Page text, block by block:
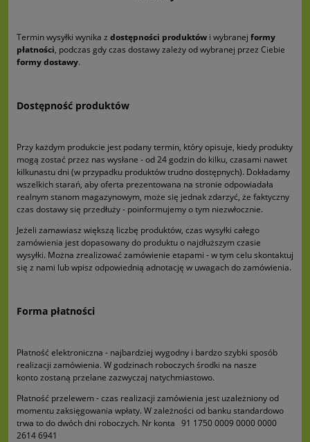
Termin wysyłki wynika z dostępności produktów i wybranej formy
płatności, podczas gdy czas dostawy zależy od wybranej przez Ciebie
formy dostawy.
Dostępność produktów
Przy każdym produkcie jest podany termin, który opisuje, kiedy produkty
mogą zostać przez nas wysłane - od 24 godzin do kilku, czasami nawet
kilkunastu dni (w przypadku produktów trudno dostępnych). Dokładamy
wszelkich starań, aby oferta prezentowana na stronie odpowiadała
realnym stanom magazynowym, może się jednak zdarzyć, że faktyczny
czas dostawy się przedłuży - poinformujemy o tym niezwłocznie.
Jeżeli zamawiasz większą liczbę produktów, czas wysyłki całego
zamówienia jest dopasowany do produktu o najdłuższym czasie
wysyłki. Można zrealizować zamówienie etapami - w tym celu skontaktuj
się z nami lub wpisz odpowiednią adnotację w uwagach do zamówienia.
Forma płatności
Płatność elektroniczna - najbardziej wygodny i bardzo szybki sposób
realizacji zamówienia. W godzinach roboczych środki na nasze
konto zostaną przelane zazwyczaj natychmiastowo.
Płatność przelewem - czas realizacji zamówienia jest uzależniony od
momentu zaksięgowania wpłaty. W zależności od banku standardowo
trwa to do dwóch dni roboczych. Nr konta 91 1750 0009 0000 0000
2614 6941